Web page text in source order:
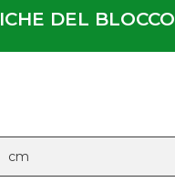
DEL BLOCCO
cm